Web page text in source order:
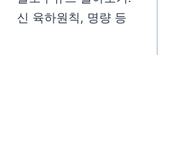
신 육하원칙, 명량 등